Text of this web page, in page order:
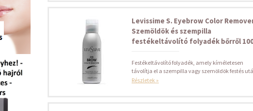
Levissime S. Eyebrow Color
Szemöldök és szempilla
festékeltávolító folyadék bőrről
Festékeltávolító folyadék, amely kíméletesen
távolítja el a szempilla vagy szemöldök festés
Részletek »